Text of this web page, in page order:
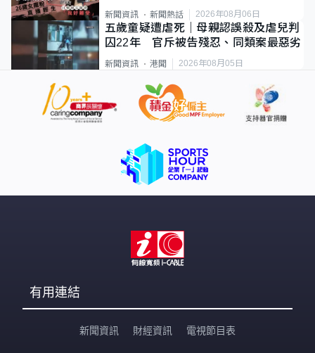
新聞資訊 新聞熱話 2026年08月06日
五歲童疑遭虐死｜母親認誤殺及虐兒判
囚22年 官斥被告殘忍、同類案最惡劣
新聞資訊 港聞 2026年08月05日
有用連結
新聞資訊 財經資訊 電視節目表